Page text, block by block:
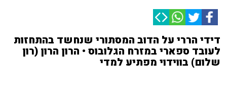
דידי הררי על הדוב המסתורי שנחשד בהתחזות
לעובד ספארי במזרח הגלובוס • הרון הרון (רון
שלום) בווידוי מפתיע למדי